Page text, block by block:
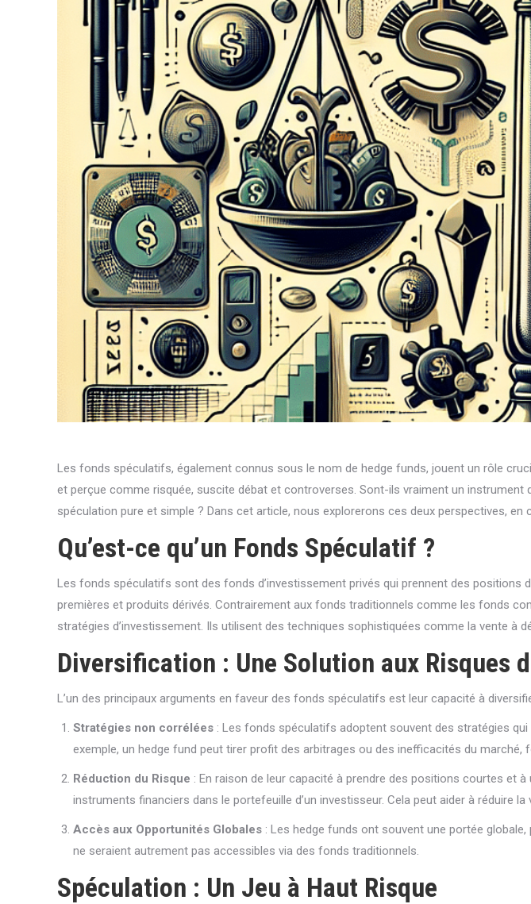
Les fonds spéculatifs, également connus sous le nom de hedge funds, jouent un rôle
et perçue comme risquée, suscite débat et controverses. Sont-ils vraiment un
spéculation pure et simple ? Dans cet article, nous explorerons ces deux perspectives,
Qu’est-ce qu’un Fonds Spéculatif ?
Les fonds spéculatifs sont des fonds d’investissement privés qui prennent des
premières et produits dérivés. Contrairement aux fonds traditionnels comme les fonds
stratégies d’investissement. Ils utilisent des techniques sophistiquées comme la vente à
Diversification : Une Solution aux Risques
L’un des principaux arguments en faveur des fonds spéculatifs est leur capacité à
Stratégies non corrélées : Les fonds spéculatifs adoptent souvent des stratégies
exemple, un hedge fund peut tirer profit des arbitrages ou des inefficacités du
Réduction du Risque : En raison de leur capacité à prendre des positions courtes et
instruments financiers dans le portefeuille d’un investisseur. Cela peut aider à réduire
Accès aux Opportunités Globales : Les hedge funds ont souvent une portée
ne seraient autrement pas accessibles via des fonds traditionnels.
Spéculation : Un Jeu à Haut Risque